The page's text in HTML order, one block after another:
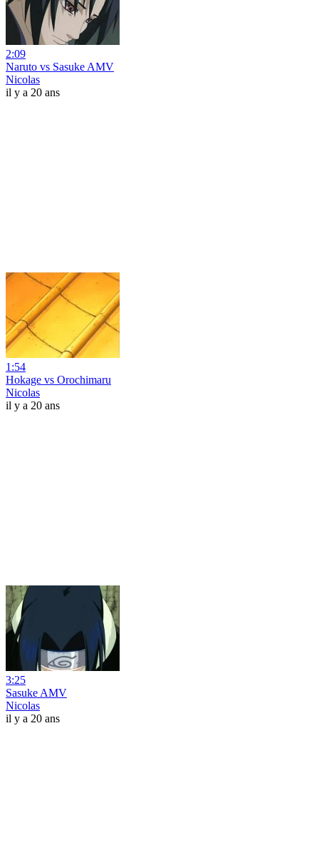
2:09
Naruto vs Sasuke AMV
Nicolas
il y a 20 ans
1:54
Hokage vs Orochimaru
Nicolas
il y a 20 ans
3:25
Sasuke AMV
Nicolas
il y a 20 ans